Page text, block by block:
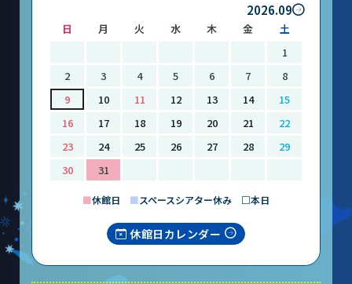
天文グループアルバイト募集
インフォメーション アルバイト募集
科学館ボランティア募集
職場体験・実習・CST
博物館実習について
山梨大学CSTの受講者の方へ
2026.09
日 月 火 水 木 金
土
1
2
3 4 5 6 7
8
9
10 11 12 13 14
15
16
17 18 19 20 21
22
23
24 25 26 27 28
29
30
31
■休館日 ■スペースシアター休み □本日
休館日カレンダー